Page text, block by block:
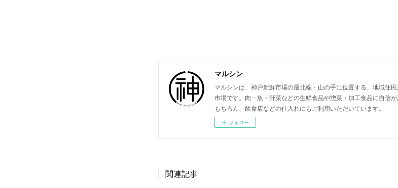
マルシン
マルシンは、神戸新鮮市場の最北端・山の手に位置する、地域住
市場です。肉・魚・野菜などの生鮮食品や惣菜・加工食品に自信
もちろん、飲食店などの仕入れにもご利用いただいています。
フォロー
関連記事